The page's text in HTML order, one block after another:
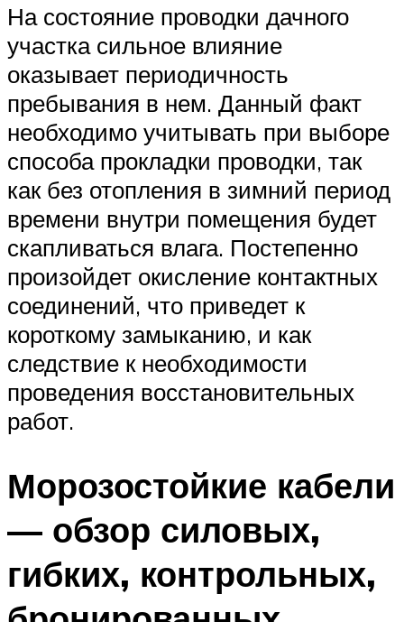
На состояние проводки дачного
участка сильное влияние
оказывает периодичность
пребывания в нем. Данный факт
необходимо учитывать при выборе
способа прокладки проводки, так
как без отопления в зимний период
времени внутри помещения будет
скапливаться влага. Постепенно
произойдет окисление контактных
соединений, что приведет к
короткому замыканию, и как
следствие к необходимости
проведения восстановительных
работ.
Морозостойкие кабели
— обзор силовых,
гибких, контрольных,